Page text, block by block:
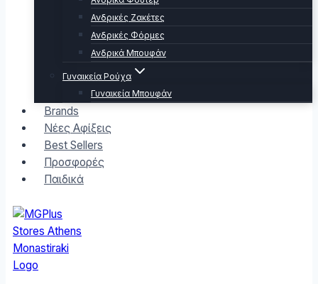
Ανδρικές Ζακέτες
Ανδρικές Φόρμες
Ανδρικά Μπουφάν
Γυναικεία Ρούχα
Γυναικεία Μπουφάν
Brands
Νέες Αφίξεις
Best Sellers
Προσφορές
Παιδικά